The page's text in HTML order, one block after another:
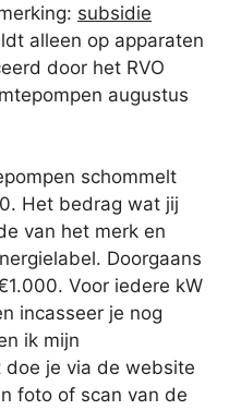
subsidie
alleen op apparaten
door het RVO
augustus
schommelt
Het bedrag wat jij
van het merk en
Doorgaans
Voor iedere kW
incasseer je nog
ik mijn
doe je via de website
foto of scan van de